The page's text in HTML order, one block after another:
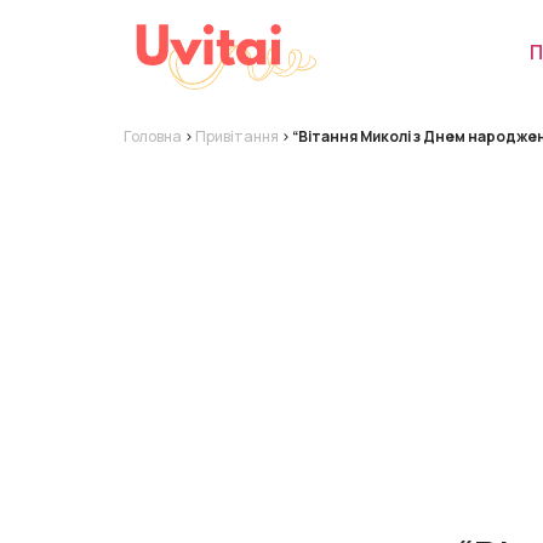
Головна > Привітання > “Вітання Миколі з Днем